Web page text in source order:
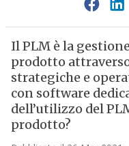
Il PLM è la
prodotto
strategiche e
con software
dell’utilizzo del
prodotto?